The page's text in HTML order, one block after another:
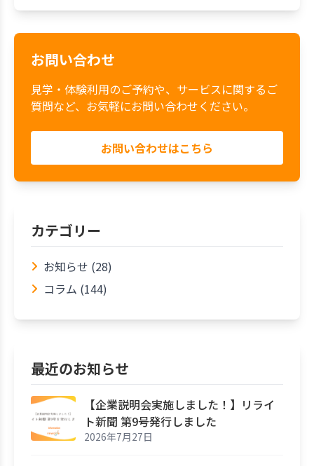
お問い合わせ
見学・体験利用のご予約や、サービスに関するご
質問など、お気軽にお問い合わせください。
お問い合わせはこちら
カテゴリー
お知らせ (28)
コラム (144)
最近のお知らせ
【企業説明会実施しました！】リライ
ト新聞 第9号発行しました
2026年7月27日